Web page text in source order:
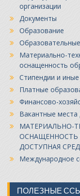
организации
Документы
Образование
Материально-
оснащенность
Стипендии и
Платные
Финансово-
Вакантные места
МАТЕРИАЛЬНО-
ОСНАЩЕННОСТЬ
ДОСТУПНАЯ
Международное
ПОЛЕЗНЫЕ